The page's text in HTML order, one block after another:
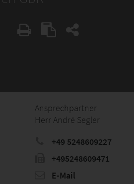
Ansprechpartner
Herr André Segler
+49 5248609227
+495248609471
E-Mail